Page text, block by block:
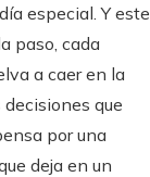
especial. Y este
paso, cada
a caer en la
que
por una
deja en un